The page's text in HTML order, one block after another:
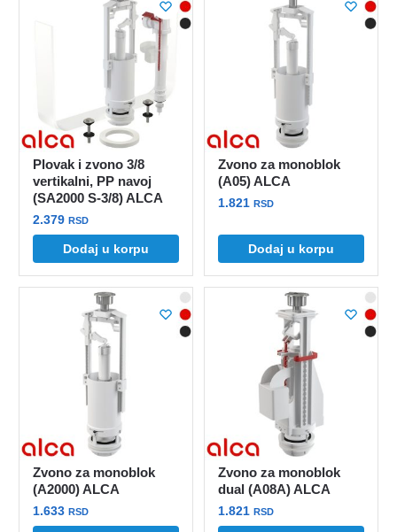
Plovak i zvono 3/8
vertikalni, PP navoj
(SA2000 S-3/8) ALCA
2.379RSD
Dodaj u korpu
Zvono za monoblok
(A05) ALCA
1.821RSD
Dodaj u korpu
Zvono za monoblok
(A2000) ALCA
1.633RSD
Zvono za monoblok
dual (A08A) ALCA
1.821RSD